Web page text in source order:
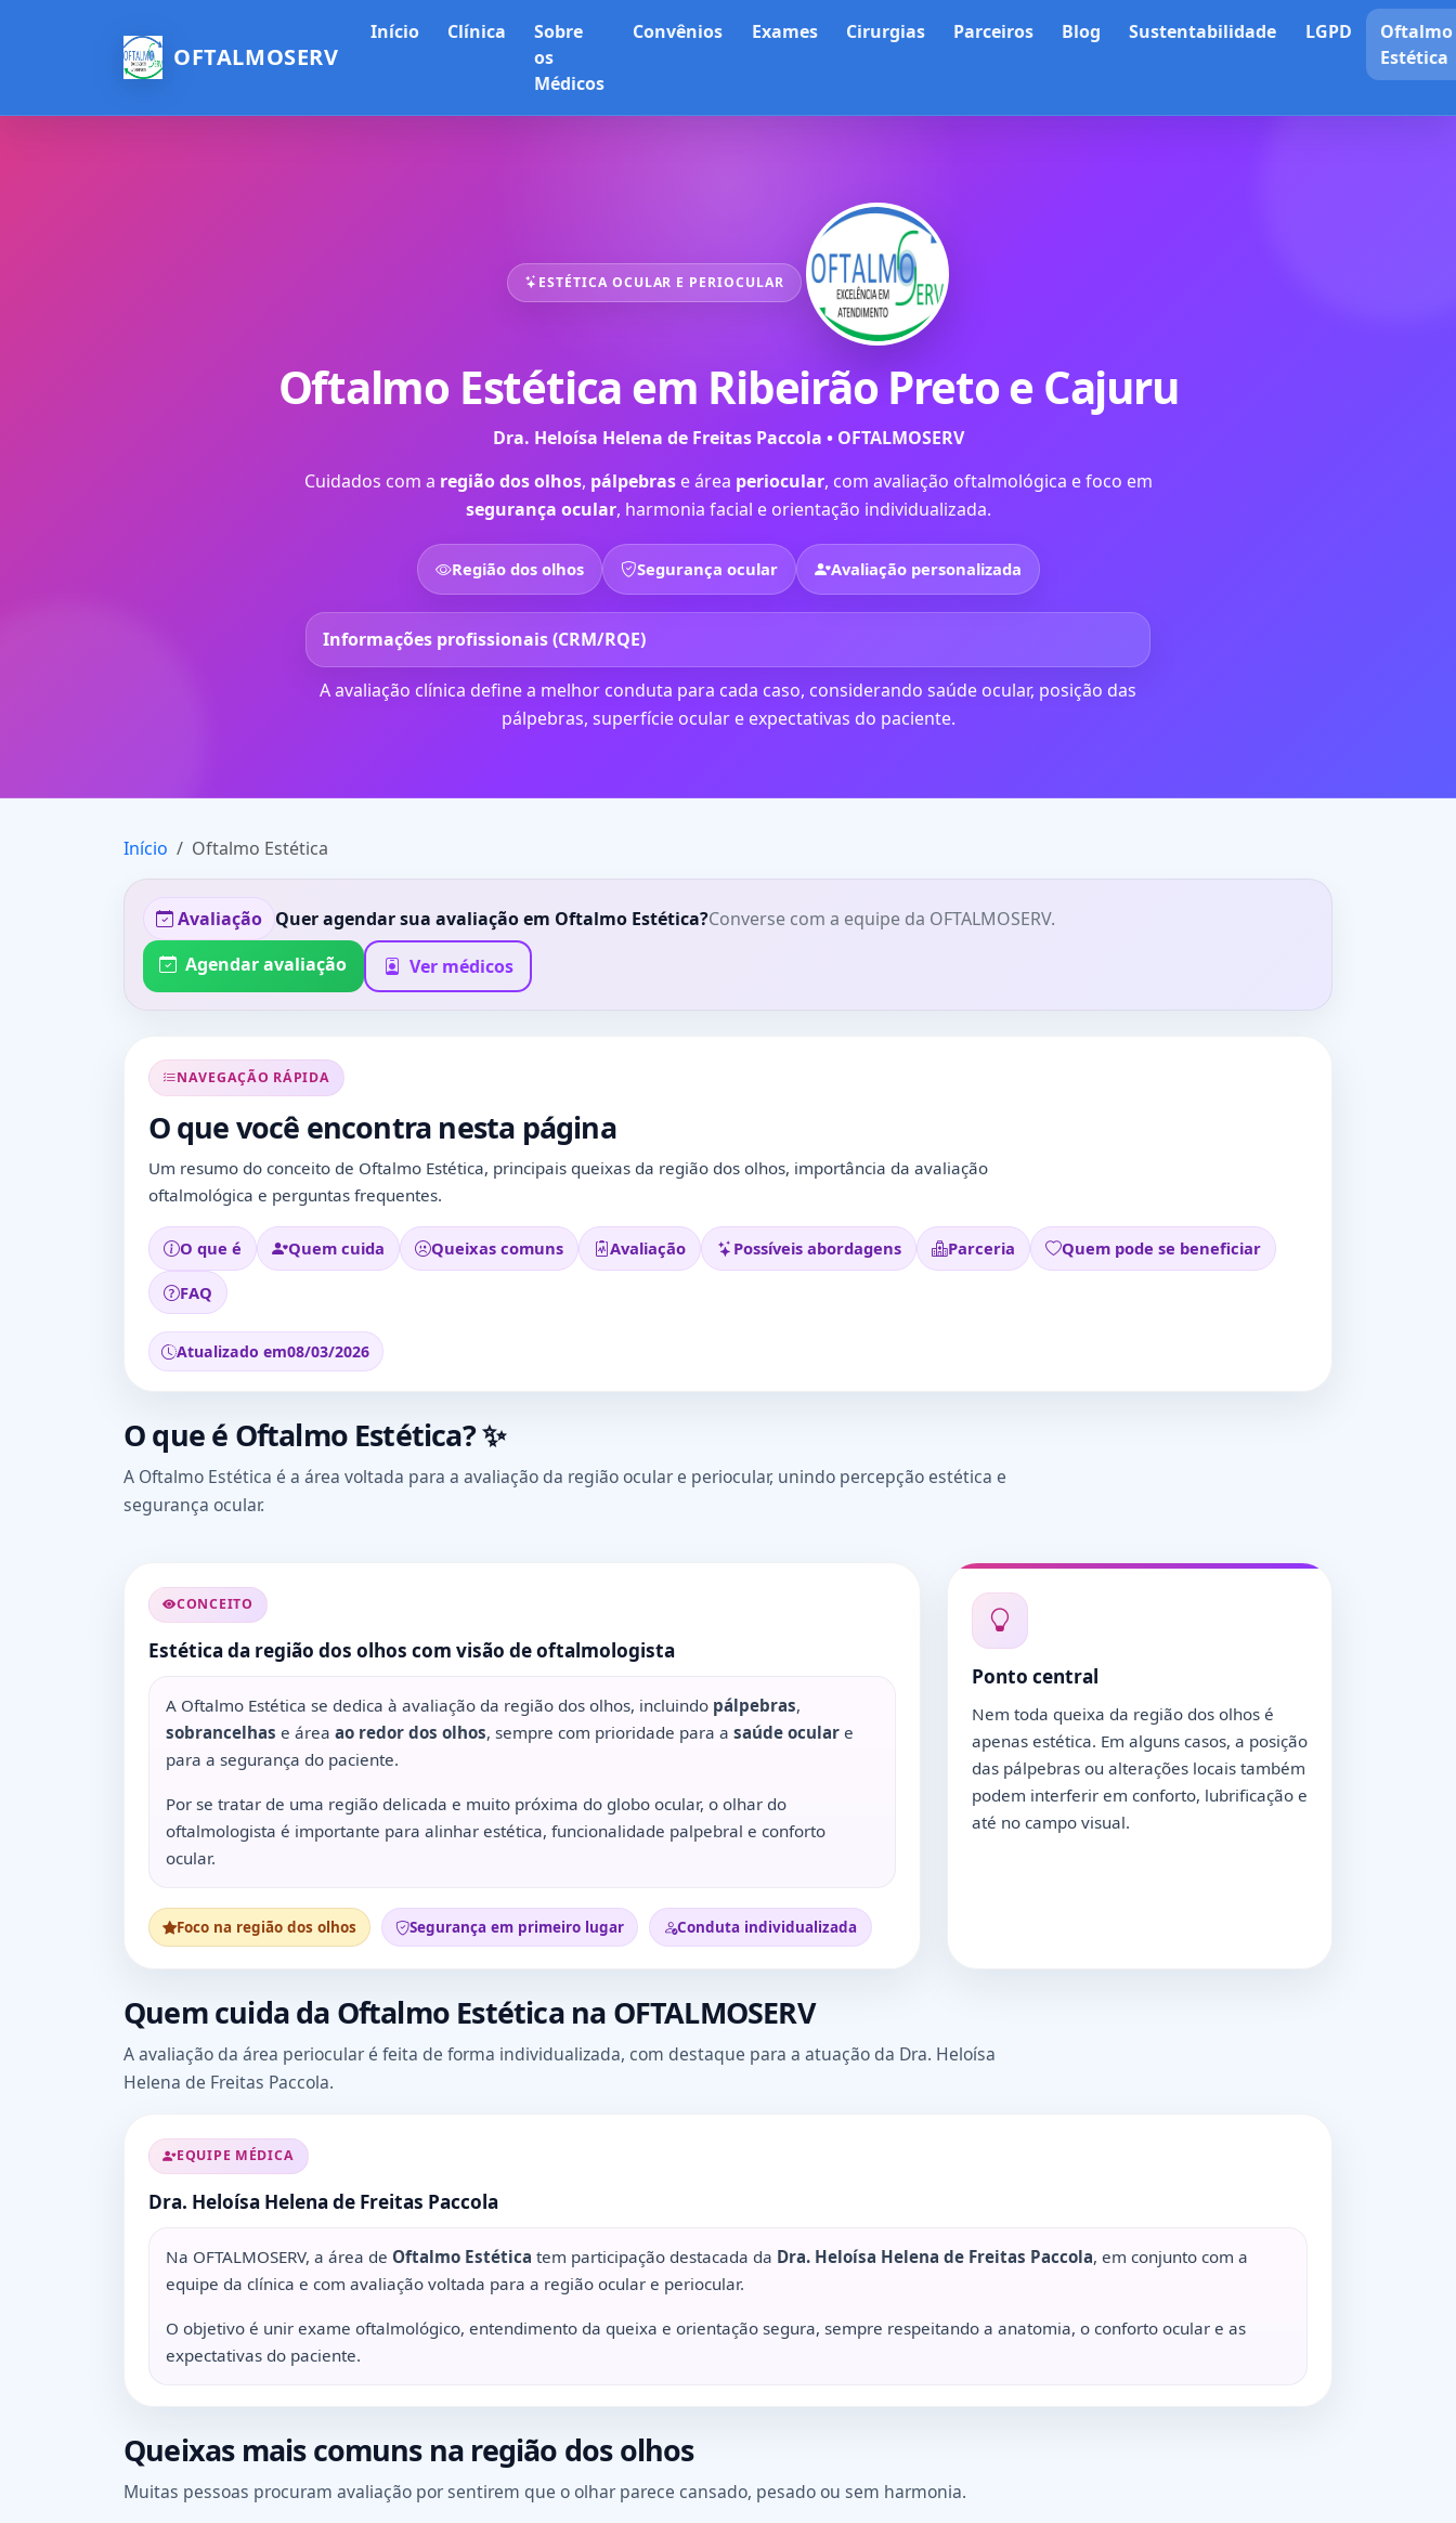
OFTALMOSERV
Início Clínica
Sobre
os
Médicos
Convênios Exames Cirurgias Parceiros Blog Sustentabilidade LGPD
Oftalmo
Estética
ESTÉTICA OCULAR E PERIOCULAR
Oftalmo Estética em Ribeirão Preto e Cajuru
Dra. Heloísa Helena de Freitas Paccola • OFTALMOSERV
Cuidados com a região dos olhos, pálpebrase área periocular, com avaliação oftalmológica e foco em
segurança ocular, harmonia facial e orientação individualizada.
Região dos olhos Segurança ocular Avaliação personalizada
Informações profissionais (CRM/RQE)
A avaliação clínica define a melhor conduta para cada caso, considerando saúde ocular, posição das
pálpebras, superfície ocular e expectativas do paciente.
Início Oftalmo Estética
Avaliação Quer agendar sua avaliação em Oftalmo Estética?Converse com a equipe da OFTALMOSERV.
Agendar avaliação
Ver médicos
NAVEGAÇÃO RÁPIDA
O que você encontra nesta página
Um resumo do conceito de Oftalmo Estética, principais queixas da região dos olhos, importância da avaliação
oftalmológica e perguntas frequentes.
O que é Quem cuida Queixas comuns Avaliação Possíveis abordagens Parceria Quem pode se beneficiar
FAQ
Atualizado em08/03/2026
O que é Oftalmo Estética? ✨
A Oftalmo Estética é a área voltada para a avaliação da região ocular e periocular, unindo percepção estética e
segurança ocular.
CONCEITO
Estética da região dos olhos com visão de oftalmologista
A Oftalmo Estética se dedica à avaliação da região dos olhos, incluindo pálpebras,
sobrancelhas e área ao redor dos olhos, sempre com prioridade para a saúde oculare
para a segurança do paciente.
Por se tratar de uma região delicada e muito próxima do globo ocular, o olhar do
oftalmologista é importante para alinhar estética, funcionalidade palpebral e conforto
ocular.
Foco na região dos olhos Segurança em primeiro lugar Conduta individualizada
Ponto central
Nem toda queixa da região dos olhos é
apenas estética. Em alguns casos, a posição
das pálpebras ou alterações locais também
podem interferir em conforto, lubrificação e
até no campo visual.
Quem cuida da Oftalmo Estética na OFTALMOSERV
A avaliação da área periocular é feita de forma individualizada, com destaque para a atuação da Dra. Heloísa
Helena de Freitas Paccola.
EQUIPE MÉDICA
Dra. Heloísa Helena de Freitas Paccola
Na OFTALMOSERV, a área de Oftalmo Estética tem participação destacada da Dra. Heloísa Helena de Freitas Paccola, em conjunto com a
equipe da clínica e com avaliação voltada para a região ocular e periocular.
O objetivo é unir exame oftalmológico, entendimento da queixa e orientação segura, sempre respeitando a anatomia, o conforto ocular e as
expectativas do paciente.
Queixas mais comuns na região dos olhos
Muitas pessoas procuram avaliação por sentirem que o olhar parece cansado, pesado ou sem harmonia.